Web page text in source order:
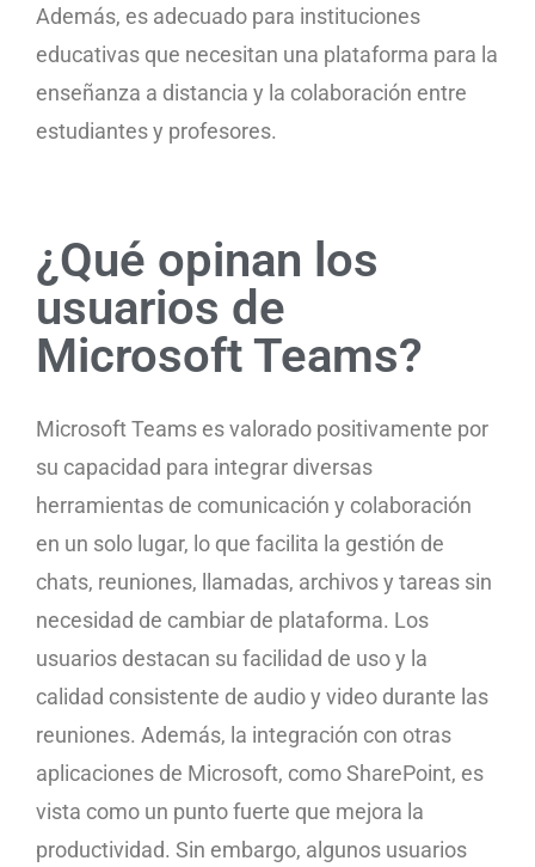
Además, es adecuado para instituciones
educativas que necesitan una plataforma para la
enseñanza a distancia y la colaboración entre
estudiantes y profesores.
¿Qué opinan los
usuarios de
Microsoft Teams?
Microsoft Teams es valorado positivamente por
su capacidad para integrar diversas
herramientas de comunicación y colaboración
en un solo lugar, lo que facilita la gestión de
chats, reuniones, llamadas, archivos y tareas sin
necesidad de cambiar de plataforma. Los
usuarios destacan su facilidad de uso y la
calidad consistente de audio y video durante las
reuniones. Además, la integración con otras
aplicaciones de Microsoft, como SharePoint, es
vista como un punto fuerte que mejora la
productividad. Sin embargo, algunos usuarios